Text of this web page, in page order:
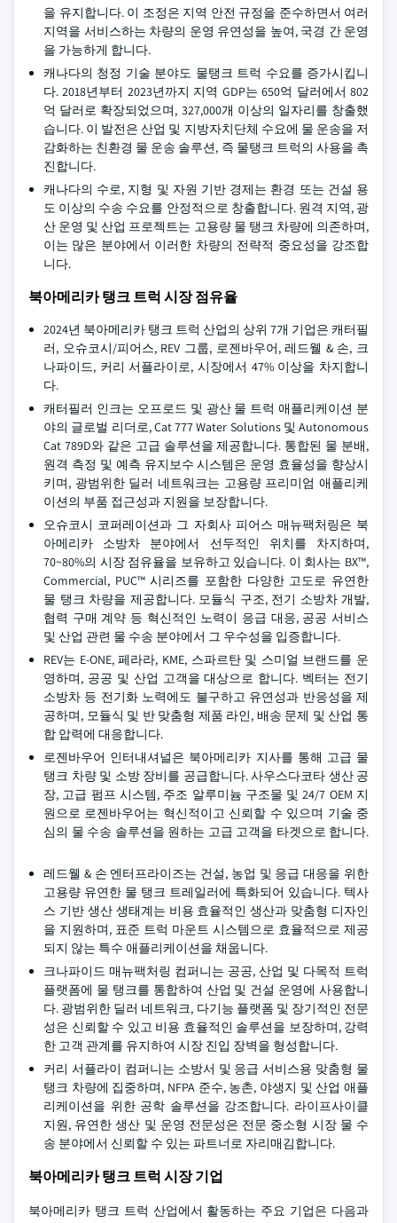
을 유지합니다. 이 조정은 지역 안전 규정을 준수하면서 여러
지역을 서비스하는 차량의 운영 유연성을 높여, 국경 간 운영
을 가능하게 합니다.
캐나다의 청정 기술 분야도 물탱크 트럭 수요를 증가시킵니
다. 2018년부터 2023년까지 지역 GDP는 650억 달러에서 802
억 달러로 확장되었으며, 327,000개 이상의 일자리를 창출했
습니다. 이 발전은 산업 및 지방자치단체 수요에 물 운송을 저
감화하는 친환경 물 운송 솔루션, 즉 물탱크 트럭의 사용을 촉
진합니다.
캐나다의 수로, 지형 및 자원 기반 경제는 환경 또는 건설 용
도 이상의 수송 수요를 안정적으로 창출합니다. 원격 지역, 광
산 운영 및 산업 프로젝트는 고용량 물 탱크 차량에 의존하며,
이는 많은 분야에서 이러한 차량의 전략적 중요성을 강조합
니다.
북아메리카 탱크 트럭 시장 점유율
2024년 북아메리카 탱크 트럭 산업의 상위 7개 기업은 캐터필
러, 오슈코시/피어스, REV 그룹, 로젠바우어, 레드웰 & 손, 크
나파이드, 커리 서플라이로, 시장에서 47% 이상을 차지합니
다.
캐터필러 인크는 오프로드 및 광산 물 트럭 애플리케이션 분
야의 글로벌 리더로, Cat 777 Water Solutions 및 Autonomous
Cat 789D와 같은 고급 솔루션을 제공합니다. 통합된 물 분배,
원격 측정 및 예측 유지보수 시스템은 운영 효율성을 향상시
키며, 광범위한 딜러 네트워크는 고용량 프리미엄 애플리케
이션의 부품 접근성과 지원을 보장합니다.
오슈코시 코퍼레이션과 그 자회사 피어스 매뉴팩처링은 북
아메리카 소방차 분야에서 선두적인 위치를 차지하며,
70~80%의 시장 점유율을 보유하고 있습니다. 이 회사는 BX™,
Commercial, PUC™ 시리즈를 포함한 다양한 고도로 유연한
물 탱크 차량을 제공합니다. 모듈식 구조, 전기 소방차 개발,
협력 구매 계약 등 혁신적인 노력이 응급 대응, 공공 서비스
및 산업 관련 물 수송 분야에서 그 우수성을 입증합니다.
REV는 E-ONE, 페라라, KME, 스파르탄 및 스미얼 브랜드를 운
영하며, 공공 및 산업 고객을 대상으로 합니다. 벡터는 전기
소방차 등 전기화 노력에도 불구하고 유연성과 반응성을 제
공하며, 모듈식 및 반 맞춤형 제품 라인, 배송 문제 및 산업 통
합 압력에 대응합니다.
로젠바우어 인터내셔널은 북아메리카 지사를 통해 고급 물
탱크 차량 및 소방 장비를 공급합니다. 사우스다코타 생산 공
장, 고급 펌프 시스템, 주조 알루미늄 구조물 및 24/7 OEM 지
원으로 로젠바우어는 혁신적이고 신뢰할 수 있으며 기술 중
심의 물 수송 솔루션을 원하는 고급 고객을 타겟으로 합니다.
레드웰 & 손 엔터프라이즈는 건설, 농업 및 응급 대응을 위한
고용량 유연한 물 탱크 트레일러에 특화되어 있습니다. 텍사
스 기반 생산 생태계는 비용 효율적인 생산과 맞춤형 디자인
을 지원하며, 표준 트럭 마운트 시스템으로 효율적으로 제공
되지 않는 특수 애플리케이션을 채웁니다.
크나파이드 매뉴팩처링 컴퍼니는 공공, 산업 및 다목적 트럭
플랫폼에 물 탱크를 통합하여 산업 및 건설 운영에 사용합니
다. 광범위한 딜러 네트워크, 다기능 플랫폼 및 장기적인 전문
성은 신뢰할 수 있고 비용 효율적인 솔루션을 보장하며, 강력
한 고객 관계를 유지하여 시장 진입 장벽을 형성합니다.
커리 서플라이 컴퍼니는 소방서 및 응급 서비스용 맞춤형 물
탱크 차량에 집중하며, NFPA 준수, 농촌, 야생지 및 산업 애플
리케이션을 위한 공학 솔루션을 강조합니다. 라이프사이클
지원, 유연한 생산 및 운영 전문성은 전문 중소형 시장 물 수
송 분야에서 신뢰할 수 있는 파트너로 자리매김합니다.
북아메리카 탱크 트럭 시장 기업
북아메리카 탱크 트럭 산업에서 활동하는 주요 기업은 다음과